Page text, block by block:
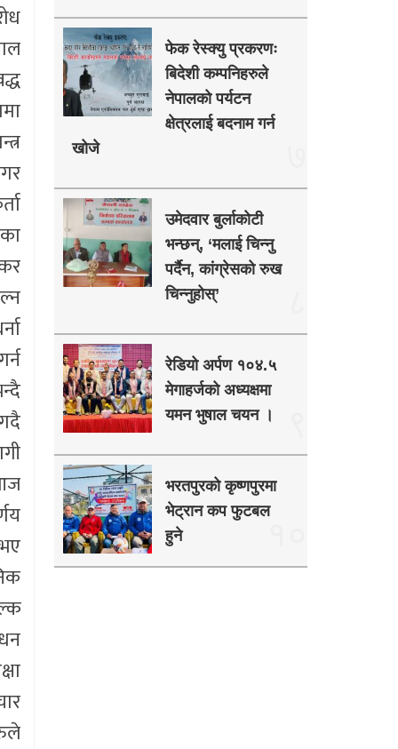
फेक रेस्क्यु प्रकरणः
बिदेशी कम्पनिहरुले
नेपालको पर्यटन
क्षेत्रलाई बदनाम गर्न
खोजे
उमेदवार बुर्लाकोटी
भन्छन्, ‘मलाई चिन्नु
पर्दैन, कांग्रेसको रुख
चिन्नुहोस्’
रेडियो अर्पण १०४.५
मेगाहर्जको अध्यक्षमा
यमन भुषाल चयन ।
भरतपुरको कृष्णपुरमा
भेट्रान कप फुटबल
हुने